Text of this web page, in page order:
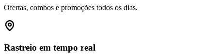
Ofertas, combos e promoções todos os dias.
Rastreio em tempo real